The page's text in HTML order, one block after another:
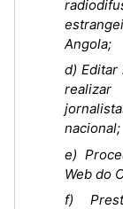
Angola;
d) Editar
nacional;
e)
Web do
f)